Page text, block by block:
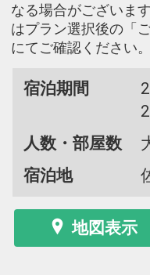
なる場合がございま
はプラン選択後の「
にてご確認ください。
宿泊期間
人数・部屋数
宿泊地
地図表示